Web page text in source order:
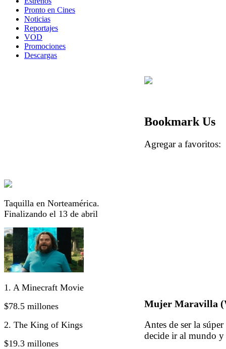
Pronto en Cines
Noticias
Reportajes
VOD
Promociones
Descargas
Taquilla en Norteamérica.
Finalizando el 13 de abril
1. A Minecraft Movie
$78.5 millones
2. The King of Kings
$19.3 millones
Bookmark Us
Agregar a
Mujer Maravilla
Antes de ser la
decide ir al mundo